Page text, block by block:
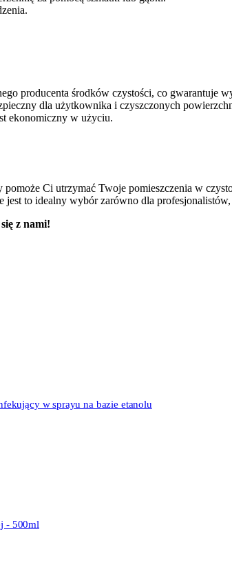
producenta środków czystości, co gwarantuje
dla użytkownika i czyszczonych
ekonomiczny w użyciu.
Ci utrzymać Twoje pomieszczenia w
jest to idealny wybór zarówno dla
z nami!
w sprayu na bazie etanolu
- 500ml